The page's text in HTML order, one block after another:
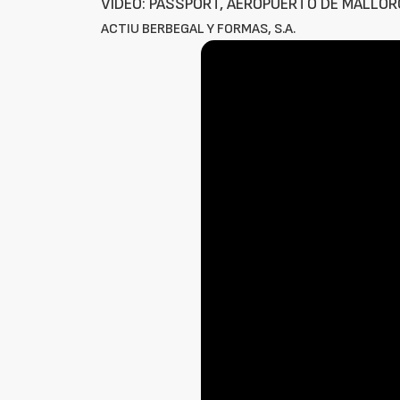
VÍDEO: PASSPORT, AEROPUERTO DE
ACTIU BERBEGAL Y FORMAS, S.A.